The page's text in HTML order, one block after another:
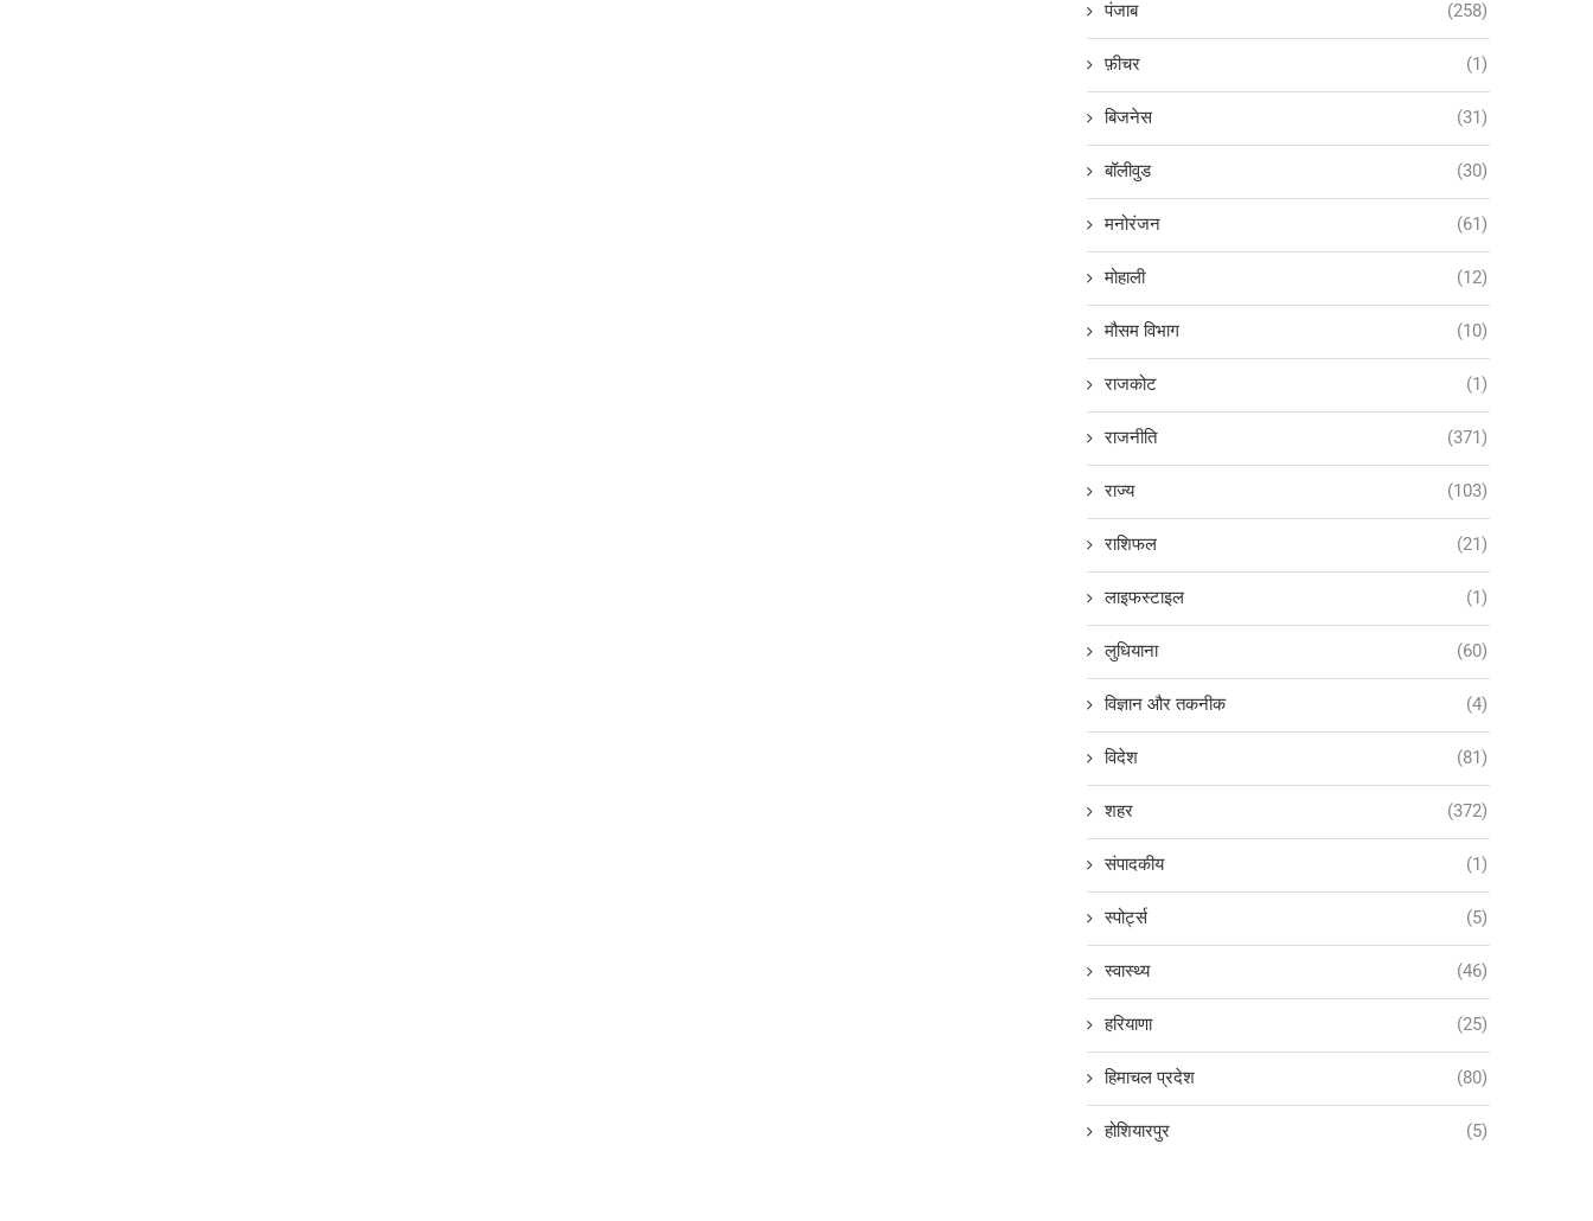
पंजाब (258)
फ़ीचर (1)
बिजनेस (31)
बॉलीवुड (30)
मनोरंजन (61)
मोहाली (12)
मौसम विभाग (10)
राजकोट (1)
राजनीति (371)
राज्य (103)
राशिफल (21)
लाइफस्टाइल (1)
लुधियाना (60)
विज्ञान और तकनीक (4)
विदेश (81)
शहर (372)
संपादकीय (1)
स्पोर्ट्स (5)
स्वास्थ्य (46)
हरियाणा (25)
हिमाचल प्रदेश (80)
होशियारपुर (5)